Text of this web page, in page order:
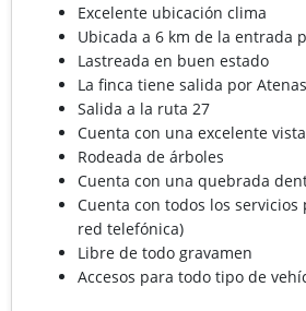
Excelente ubicación clima
Ubicada a 6 km de la entrada
Lastreada en buen estado
La finca tiene salida por
Salida a la ruta 27
Cuenta con una excelente
Rodeada de árboles
Cuenta con una quebrada
Cuenta con todos los servicios
red telefónica)
Libre de todo gravamen
Accesos para todo tipo de